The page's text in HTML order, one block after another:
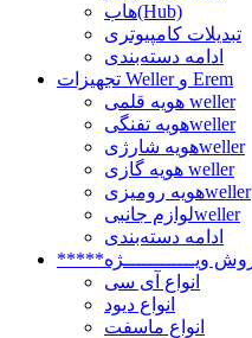
هاب(Hub)
تبدیلات کامپیوتری
ادامه دسته‌بندی
تجهیزات Weller و Erem
هویه قلمی weller
هویه تفنگیweller
هویه شارژیweller
هویه گازی weller
هویه رومیزیweller
لوازم جانبیweller
ادامه دسته‌بندی
انواع آی سی
انواع دیود
انواع ماسفت